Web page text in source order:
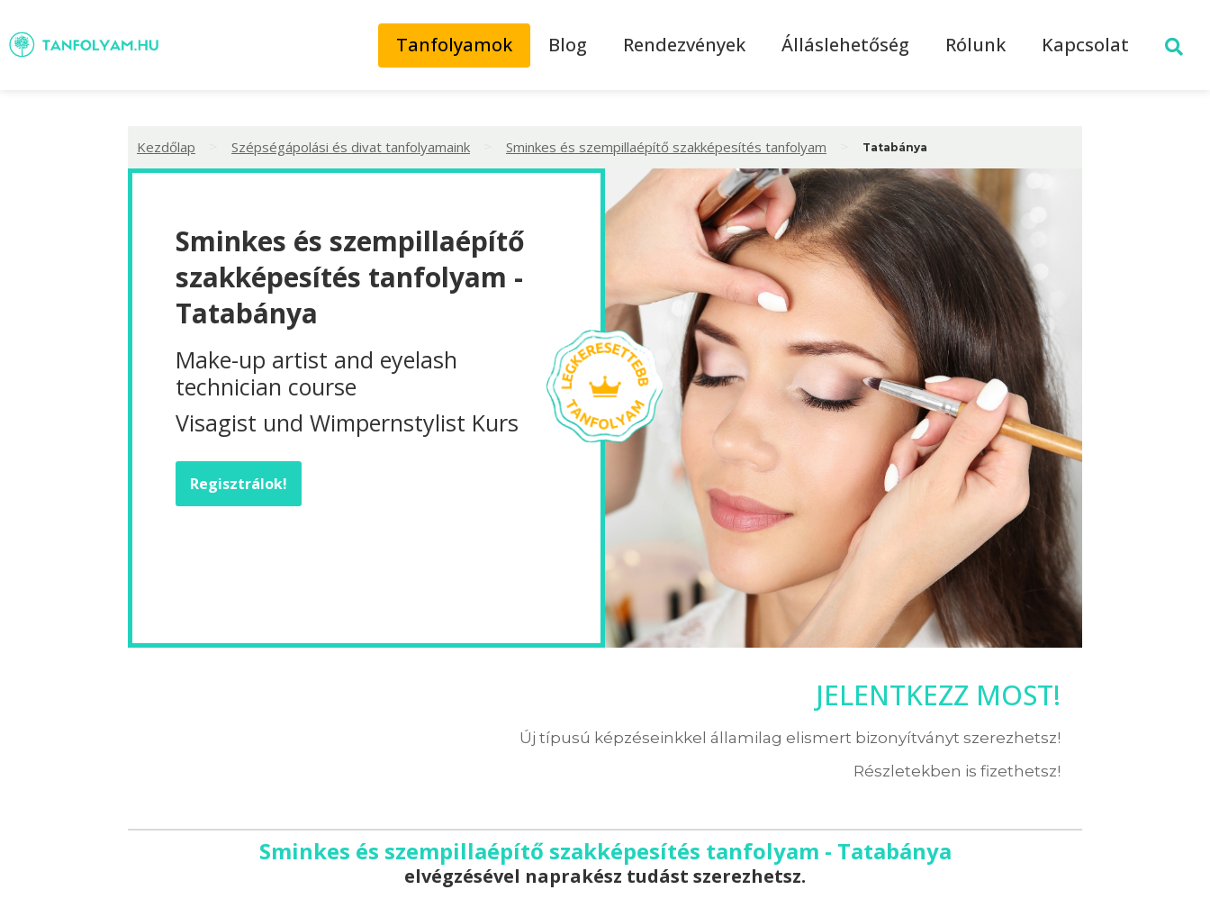
Tanfolyamok Blog Rendezvények Álláslehetőség Rólunk Kapcsolat
Kezdőlap Szépségápolási és divat tanfolyamaink Sminkes és szempillaépítő szakképesítés tanfolyam Tatabánya
Sminkes és szempillaépítő
szakképesítés tanfolyam -
Tatabánya
Make-up artist and eyelash
technician course
Visagist und Wimpernstylist Kurs
Regisztrálok!
JELENTKEZZ MOST!
Új típusú képzéseinkkel államilag elismert bizonyítványt szerezhetsz!
Részletekben is fizethetsz!
Sminkes és szempillaépítő szakképesítés tanfolyam - Tatabánya
elvégzésével naprakész tudást szerezhetsz.